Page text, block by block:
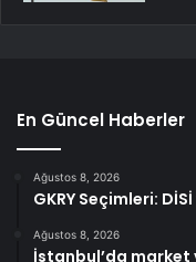
En Güncel Haberler
Ağustos 8, 2026
GKRY Seçimleri:
Ağustos 8, 2026
İstanbul’da